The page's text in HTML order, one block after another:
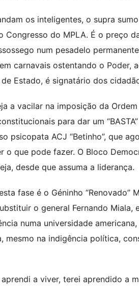
os inteligentes, o supra
Congresso do MPLA. É o preço
num pesadelo
carnavais ostentando o
Estado, é signatário dos
a vacilar na imposição da
para dar um
psicopata ACJ “Betinho”, que
o que pode fazer. O Bloco
desde que assuma a liderança.
fase é o Géninho
o general Fernando
numa universidade
mesmo na indigência política,
a viver, terei aprendido a